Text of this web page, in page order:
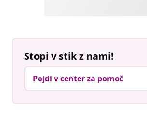
Stopi v stik z nami!
Pojdi v center za pomoč